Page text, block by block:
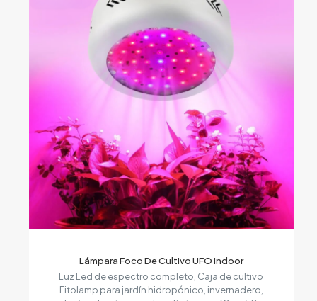
Lámpara Foco De Cultivo UFO indoor
Luz Led de espectro completo, Caja de cultivo
Fitolamp para jardín hidropónico, invernadero,